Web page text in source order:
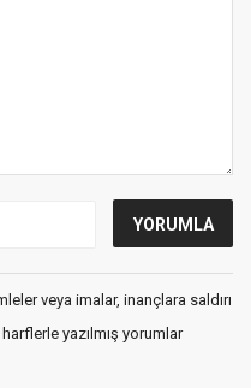
veya imalar, inançlara saldırı
yazılmış yorumlar